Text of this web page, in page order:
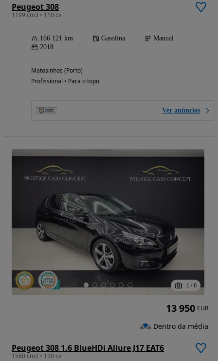
Peugeot 308
1199 cm3 • 110 cv
166 121 km Gasolina
Manual
2018
Matosinhos (Porto)
Profissional • Para o topo
Ver anúncios
1 / 6
Peugeot 308 1.6 BlueHDi Allure J17 EAT6
1560 cm3 • 120 cv
13 950 EUR
Dentro da média